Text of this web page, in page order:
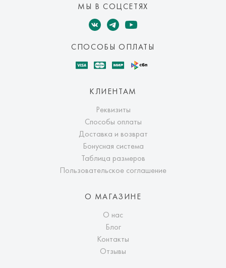
МЫ В СОЦСЕТЯХ
СПОСОБЫ ОПЛАТЫ
КЛИЕНТАМ
Реквизиты
Способы оплаты
Доставка и возврат
Бонусная система
Таблица размеров
Пользовательское соглашение
О МАГАЗИНЕ
О нас
Блог
Контакты
Отзывы